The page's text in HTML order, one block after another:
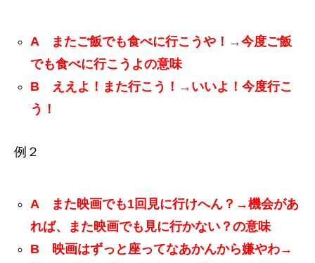
A またご飯でも食べに行こうや！→今度ご飯
でも食べに行こうよの意味
B ええよ！また行こう！→いいよ！今度行こ
う！
例２
A また映画でも1回見に行けへん？→機会があ
れば、また映画でも見に行かない？の意味
B 映画はずっと座ってなあかんから嫌やわ→